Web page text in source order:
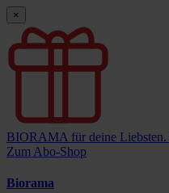
×
BIORAMA für deine Liebsten.
Zum Abo-Shop
Biorama